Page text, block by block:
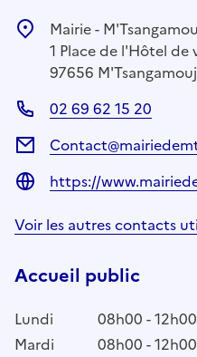
Mairie -
1 Place de l'Hôtel de
97656
02 69 62 15 20
https://
Voir les autres contacts
Accueil public
Lundi
08h00 -
Mardi
08h00 -